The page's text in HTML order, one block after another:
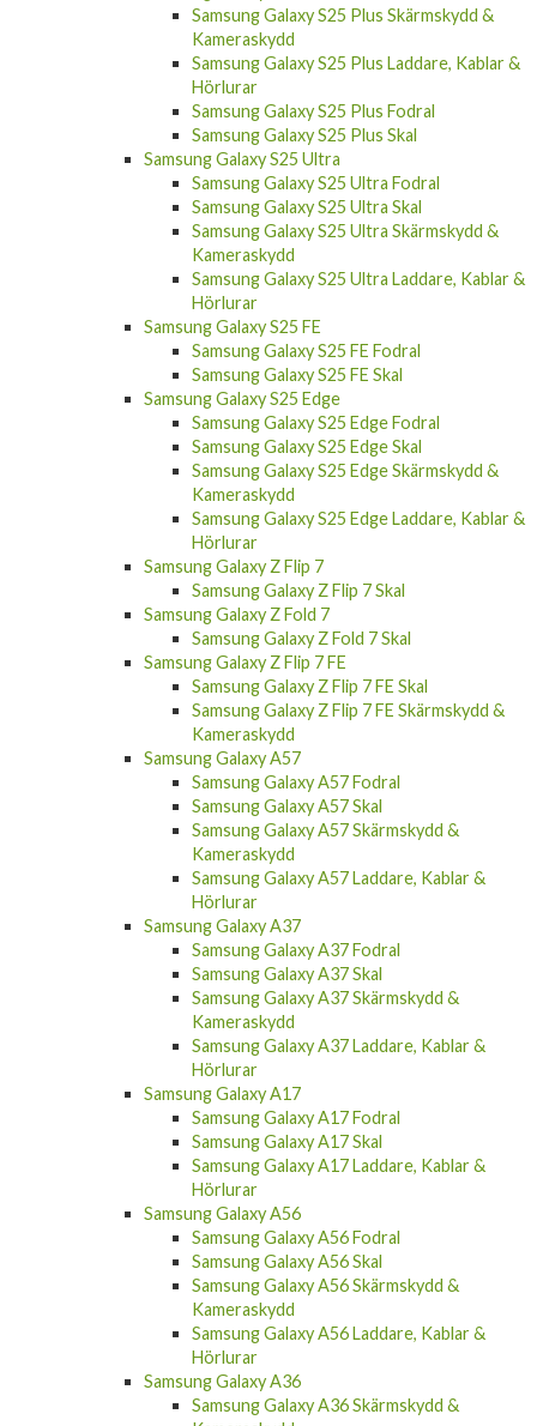
Kameraskydd
Samsung Galaxy S25 Laddare, Kablar &
Hörlurar
Samsung Galaxy S25 Plus
Samsung Galaxy S25 Plus Skärmskydd &
Kameraskydd
Samsung Galaxy S25 Plus Laddare, Kablar &
Hörlurar
Samsung Galaxy S25 Plus Fodral
Samsung Galaxy S25 Plus Skal
Samsung Galaxy S25 Ultra
Samsung Galaxy S25 Ultra Fodral
Samsung Galaxy S25 Ultra Skal
Samsung Galaxy S25 Ultra Skärmskydd &
Kameraskydd
Samsung Galaxy S25 Ultra Laddare, Kablar &
Hörlurar
Samsung Galaxy S25 FE
Samsung Galaxy S25 FE Fodral
Samsung Galaxy S25 FE Skal
Samsung Galaxy S25 Edge
Samsung Galaxy S25 Edge Fodral
Samsung Galaxy S25 Edge Skal
Samsung Galaxy S25 Edge Skärmskydd &
Kameraskydd
Samsung Galaxy S25 Edge Laddare, Kablar &
Hörlurar
Samsung Galaxy Z Flip 7
Samsung Galaxy Z Flip 7 Skal
Samsung Galaxy Z Fold 7
Samsung Galaxy Z Fold 7 Skal
Samsung Galaxy Z Flip 7 FE
Samsung Galaxy Z Flip 7 FE Skal
Samsung Galaxy Z Flip 7 FE Skärmskydd &
Kameraskydd
Samsung Galaxy A57
Samsung Galaxy A57 Fodral
Samsung Galaxy A57 Skal
Samsung Galaxy A57 Skärmskydd &
Kameraskydd
Samsung Galaxy A57 Laddare, Kablar &
Hörlurar
Samsung Galaxy A37
Samsung Galaxy A37 Fodral
Samsung Galaxy A37 Skal
Samsung Galaxy A37 Skärmskydd &
Kameraskydd
Samsung Galaxy A37 Laddare, Kablar &
Hörlurar
Samsung Galaxy A17
Samsung Galaxy A17 Fodral
Samsung Galaxy A17 Skal
Samsung Galaxy A17 Laddare, Kablar &
Hörlurar
Samsung Galaxy A56
Samsung Galaxy A56 Fodral
Samsung Galaxy A56 Skal
Samsung Galaxy A56 Skärmskydd &
Kameraskydd